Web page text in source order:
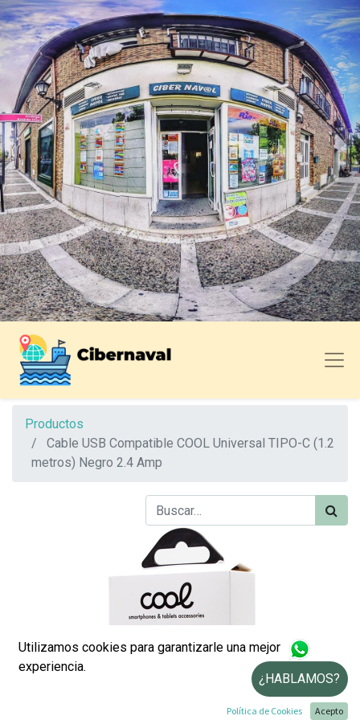
Productos
Cable USB Compatible COOL Universal TIPO-C (1.2
metros) Negro 2.4 Amp
Utilizamos cookies para garantizarle una mejor
experiencia.
Política de Cookies Acepto
¿HABLAMOS?